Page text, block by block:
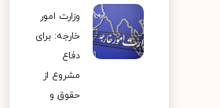
وزارت امور
خارجه: برای
دفاع
مشروع از
حقوق و